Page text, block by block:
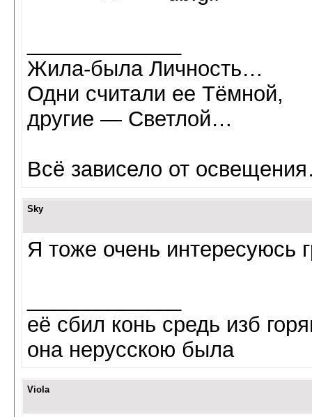
Жила-была Личность…
Одни считали ее Тёмной,
другие — Светлой…
Всё зависело от
Sky
Я тоже очень интересуюсь
её сбил конь средь изб
она нерусскою была
Viola